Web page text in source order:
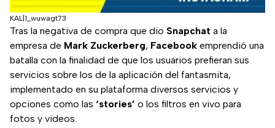
KAL|1_wuwagt73
Tras la negativa de compra que dio Snapchat a la
empresa de Mark Zuckerberg, Facebook emprendió una
batalla con la finalidad de que los usuarios prefieran sus
servicios sobre los de la aplicación del fantasmita,
implementado en su plataforma diversos servicios y
opciones como las ‘stories’ o los filtros en vivo para
fotos y videos.